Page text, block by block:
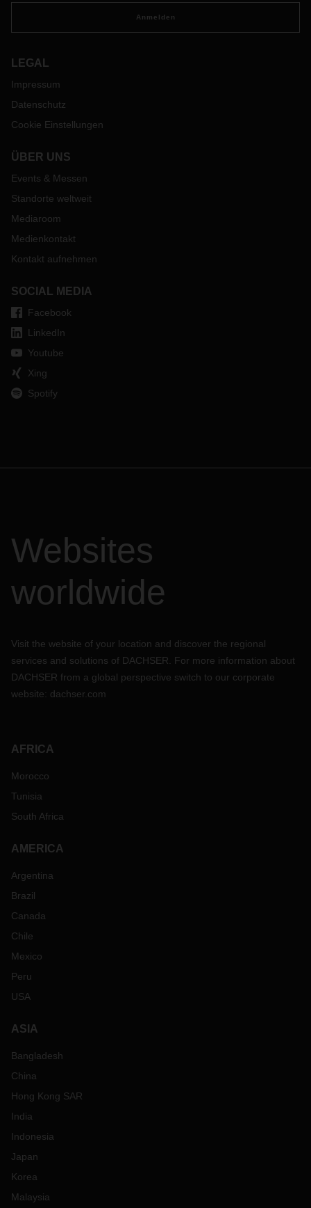
Anmelden
LEGAL
Impressum
Datenschutz
Cookie Einstellungen
ÜBER UNS
Events & Messen
Standorte weltweit
Mediaroom
Medienkontakt
Kontakt aufnehmen
SOCIAL MEDIA
Facebook
LinkedIn
Youtube
Xing
Spotify
Websites
worldwide
Visit the website of your location and discover the regional
services and solutions of DACHSER. For more information about
DACHSER from a global perspective switch to our corporate
website: dachser.com
AFRICA
Morocco
Tunisia
South Africa
AMERICA
Argentina
Brazil
Canada
Chile
Mexico
Peru
USA
ASIA
Bangladesh
China
Hong Kong SAR
India
Indonesia
Japan
Korea
Malaysia